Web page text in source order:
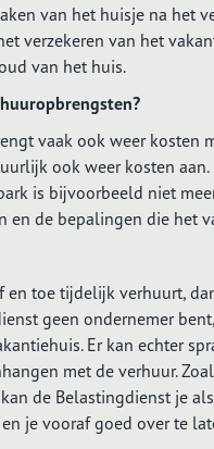
van het huisje na het
verzekeren van het
van het huis.
vaak ook weer kosten
ook weer kosten
is bijvoorbeeld niet
en de bepalingen die het
en toe tijdelijk verhuurt,
geen ondernemer
Er kan echter
met de verhuur.
de Belastingdienst je
je vooraf goed over te